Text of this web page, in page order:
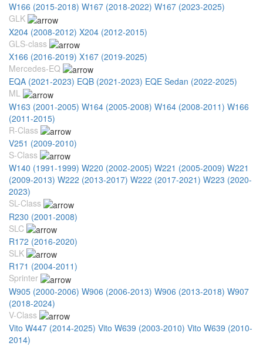
W166 (2015-2018) W167 (2018-2022) W167 (2023-2025)
GLK
X204 (2008-2012) X204 (2012-2015)
GLS-class
X166 (2016-2019) X167 (2019-2025)
Mercedes-EQ
EQA (2021-2023) EQB (2021-2023) EQE Sedan (2022-2025)
ML
W163 (2001-2005) W164 (2005-2008) W164 (2008-2011) W166
(2011-2015)
R-Class
V251 (2009-2010)
S-Class
W140 (1991-1999) W220 (2002-2005) W221 (2005-2009) W221
(2009-2013) W222 (2013-2017) W222 (2017-2021) W223 (2020-
2023)
SL-Class
R230 (2001-2008)
SLC
R172 (2016-2020)
SLK
R171 (2004-2011)
Sprinter
W905 (2000-2006) W906 (2006-2013) W906 (2013-2018) W907
(2018-2024)
V-Class
Vito W447 (2014-2025) Vito W639 (2003-2010) Vito W639 (2010-
2014)